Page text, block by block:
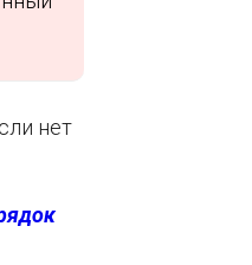
нет